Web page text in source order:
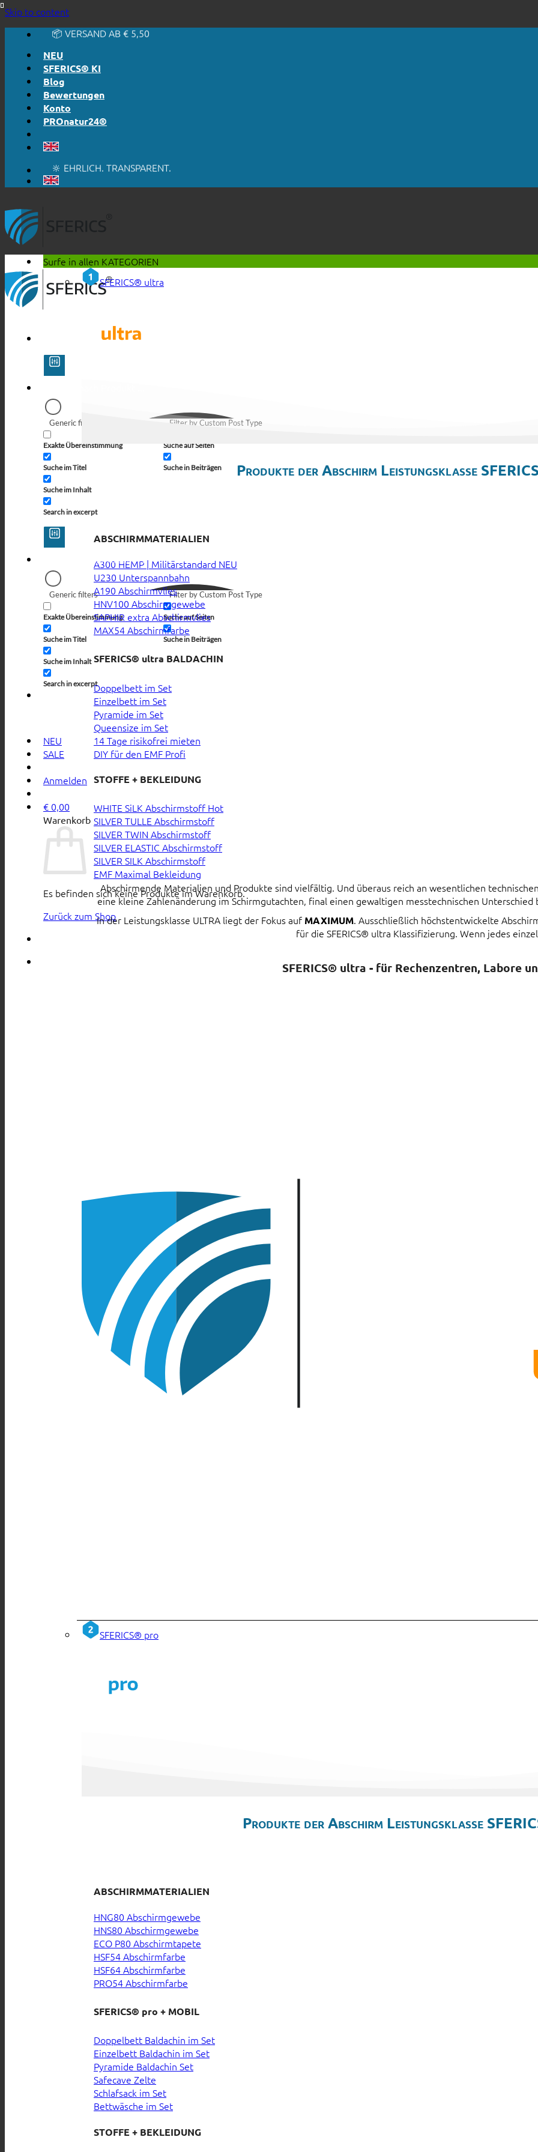
Skip to content🔆 EHRLICH. TRANSPARENT.
📦 VERSAND AB € 5,50
NEU
SFERICS® KI
Blog
Bewertungen
Konto
PROnatur24®
🔆 EINFACH. FUNKTIONIERT.
🔆 EHRLICH. TRANSPARENT.
📦 VERSAND AB € 5,50
🔖 KAUF AUF RECHNUNG
Generic filters
Exakte Übereinstimmung
Suche im Titel
Suche im Inhalt
Search in excerpt
Filter by Custom Post Type
Suche auf Seiten
Suche in Beiträgen
Generic filters
Exakte Übereinstimmung
Suche im Titel
Suche im Inhalt
Search in excerpt
Filter by Custom Post Type
Suche auf Seiten
Suche in Beiträgen
NEU
SALE
Anmelden
€ 0,00
Warenkorb
Es befinden sich keine Produkte im Warenkorb.
Zurück zum Shop
Surfe in allen KATEGORIEN
SFERICS® ultra
Produkte der Abschirm Leistungsklasse
ABSCHIRMMATERIALIEN
A300 HEMP | Militärstandard
U230 Unterspannbahn
A190 Abschirmvlies
HNV100 Abschirmgewebe
SAPHIR extra Abschirmvlies
MAX54 Abschirmfarbe
SFERICS® ultra BALDACHIN
Doppelbett im Set
Einzelbett im Set
Pyramide im Set
Queensize im Set
14 Tage risikofrei mieten
DIY für den EMF Profi
STOFFE + BEKLEIDUNG
WHITE SiLK Abschirmstoff
SILVER TULLE Abschirmstoff
SILVER TWIN Abschirmstoff
SILVER ELASTIC Abschirmstoff
SILVER SILK Abschirmstoff
EMF Maximal Bekleidung
Abschirmende Materialien und Produkte sind vielfältig. Und überaus reich an wesentlichen
eine kleine Zahlenänderung im Schirmgutachten, final einen gewaltigen messtechnischen Unterschied
In der Leistungsklasse ULTRA liegt der Fokus auf MAXIMUM. Ausschließlich höchstentwickelte
für die SFERICS® ultra Klassifizierung. Wenn jedes
SFERICS® ultra - für Rechenzentren, Labore
SFERICS® pro
Produkte der Abschirm Leistungsklasse
ABSCHIRMMATERIALIEN
HNG80 Abschirmgewebe
HNS80 Abschirmgewebe
ECO P80 Abschirmtapete
HSF54 Abschirmfarbe
HSF64 Abschirmfarbe
PRO54 Abschirmfarbe
SFERICS® pro + MOBIL
Doppelbett Baldachin im Set
Einzelbett Baldachin im Set
Pyramide Baldachin Set
Safecave Zelte
Schlafsack im Set
Bettwäsche im Set
STOFFE + BEKLEIDUNG